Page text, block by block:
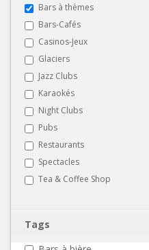
Bars à thèmes
Bars-Cafés
Casinos-Jeux
Glaciers
Jazz Clubs
Karaokés
Night Clubs
Pubs
Restaurants
Spectacles
Tea & Coffee Shop
Tags